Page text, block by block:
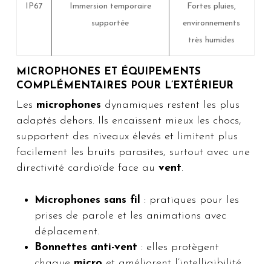
IP67
Immersion temporaire
supportée
Fortes pluies,
environnements
très humides
MICROPHONES ET ÉQUIPEMENTS
COMPLÉMENTAIRES POUR L’EXTÉRIEUR
Les microphones dynamiques restent les plus
adaptés dehors. Ils encaissent mieux les chocs,
supportent des niveaux élevés et limitent plus
facilement les bruits parasites, surtout avec une
directivité cardioïde face au vent.
Microphones sans fil : pratiques pour les
prises de parole et les animations avec
déplacement.
Bonnettes anti-vent : elles protègent